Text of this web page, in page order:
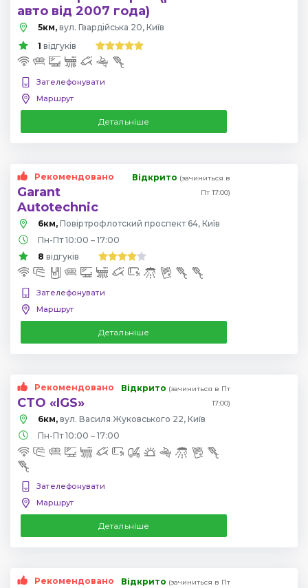
авто від 2007 года)
5км, вул. Гвардійська 20, Київ
1 відгуків
Зателефонувати
Маршрут
Детальніше
Рекомендовано
Garant
Autotechnic
Відкрито (зачиниться в
Пт 17:00)
6км,
Повіртрофлотский проспект 64, Київ
Пн-Пт 10:00 – 17:00
8 відгуків
Зателефонувати
Маршрут
Детальніше
Рекомендовано
СТО «IGS»
Відкрито (зачиниться в Пт
17:00)
6км, вул. Василя Жуковського 22, Київ
Пн-Пт 10:00 – 17:00
Зателефонувати
Маршрут
Детальніше
Рекомендовано Відкрито (зачиниться в Пт